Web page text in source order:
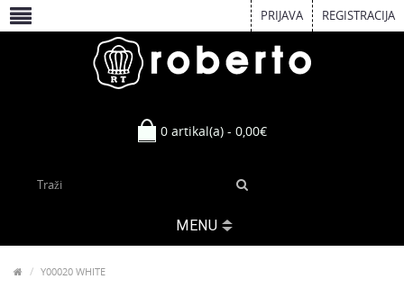
PRIJAVA REGISTRACIJA
0 artikal(a) - 0,00€
MENU
Y00020 WHITE